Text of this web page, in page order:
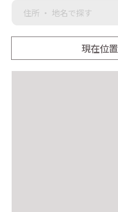
◆8時～10時までにご来店、及び
合、出入口は1箇所となりますの
また、8時～10時までにご来店
る場合は駐車場はヨシヅヤ正面
場所：YAMADA電気入口右側の
現在位